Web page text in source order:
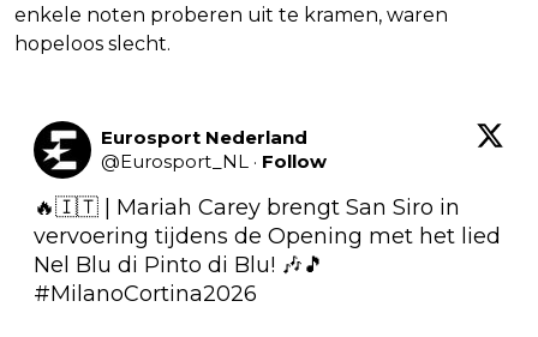
enkele noten proberen uit te kramen, waren
hopeloos slecht.
Eurosport Nederland
@Eurosport_NL · Follow
🔥🇮🇹 | Mariah Carey brengt San Siro in
vervoering tijdens de Opening met het lied
#MilanoCortina2026